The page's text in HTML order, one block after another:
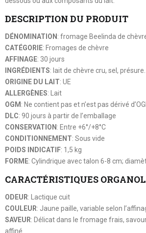
DESCRIPTION DU PRODUIT
DÉNOMINATION : fromage Beelinda de
CATÉGORIE: Fromages de chèvre
AFFINAGE: 30 jours
INGRÉDIENTS: lait de chèvre cru, sel, présure.
ORIGINE DU LAIT: UE
ALLERGÈNES: Lait
OGM : Ne contient pas et n’est pas dérivé
DLC: 90 jours à partir de l’emballage
CONSERVATION : Entre +6°/+8°C
CONDITIONNEMENT: Sous vide
POIDS INDICATIF: 1,5 kg
FORME: Cylindrique avec talon 6-8 cm;
CARACTÉRISTIQUES
ODEUR: Lactique cuit
COULEUR: Jaune paille, variable selon
SAVEUR: Délicat dans le fromage frais,
affiné